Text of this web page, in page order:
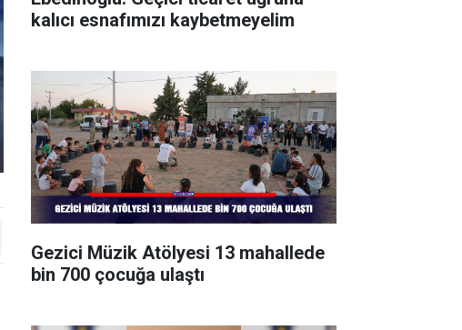
kalıcı esnafımızı kaybetmeyelim
Gezici Müzik Atölyesi 13 mahallede
bin 700 çocuğa ulaştı